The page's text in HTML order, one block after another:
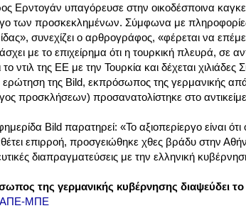
Ερντογάν υπαγόρευσε στην οικοδέσποινα
των προσκεκλημένων. Σύμφωνα με
συνεχίζει ο αρθρογράφος, «φέρεται να
με το επιχείρημα ότι η τουρκική πλευρά, σε
το ντιλ της ΕΕ με την Τουρκία και δέχεται
ερώτηση της Bild, εκπρόσωπος της γερμανικής
προσκλήσεων) προσανατολίστηκε στο
Bild παρατηρεί: «Το αξιοπερίεργο είναι
επιρροή, προσγειώθηκε χθες βράδυ στην
διαπραγματεύσεις με την ελληνική
της γερμανικής κυβέρνησης διαψεύδει το
ΑΠΕ-ΜΠΕ